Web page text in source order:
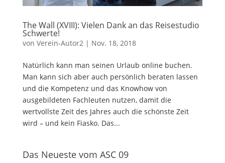
The Wall (XVIII): Vielen Dank an das Reisestudio
Schwerte!
von Verein-Autor2| Nov. 18, 2018
Natürlich kann man seinen Urlaub online buchen.
Man kann sich aber auch persönlich beraten lassen
und die Kompetenz und das Knowhow von
ausgebildeten Fachleuten nutzen, damit die
wertvollste Zeit des Jahres auch die schönste Zeit
wird – und kein Fiasko. Das...
Das Neueste vom ASC 09